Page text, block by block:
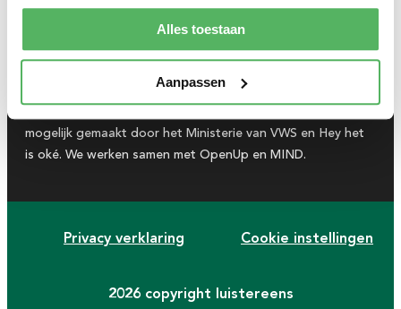
Alles toestaan
Aanpassen Word supporter
Luister Eens is een initiatief vanDiversionen wordt mede
mogelijk gemaakt door het Ministerie van VWS en Hey het
is oké. We werken samen met OpenUp en MIND.
Privacy verklaring Cookie instellingen
2026 copyright luistereens
E-mailadres*
Ja, stuur mij updates over Luister Eens en het